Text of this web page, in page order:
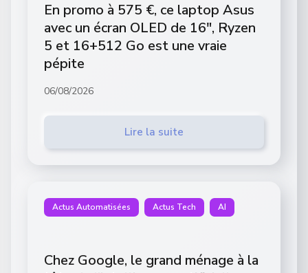
En promo à 575 €, ce laptop Asus
avec un écran OLED de 16″, Ryzen
5 et 16+512 Go est une vraie
pépite
06/08/2026
Lire la suite
Actus Automatisées Actus Tech AI
Chez Google, le grand ménage à la